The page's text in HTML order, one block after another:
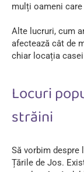
mulți oameni
Alte lucruri, cum
afectează cât de
chiar locația
Locuri
străini
Să vorbim
Țările de Jos.